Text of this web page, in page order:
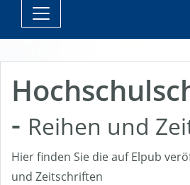
- Reihen und
Hier finden Sie die auf Elpub
und Zeitschriften